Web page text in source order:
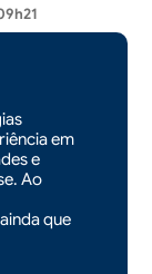
em
e
Ao
que
saiba o